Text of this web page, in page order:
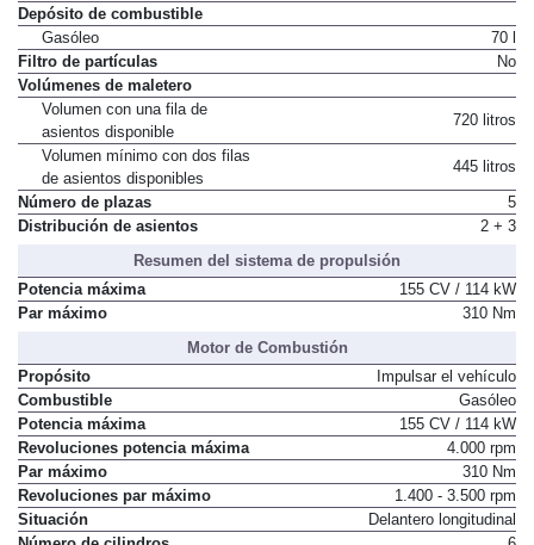
Depósito de combustible
Gasóleo
70 l
Filtro de partículas
No
Volúmenes de maletero
Volumen con una fila de
asientos disponible
720 litros
Volumen mínimo con dos filas
de asientos disponibles
445 litros
Número de plazas
5
Distribución de asientos
2 + 3
Resumen del sistema de propulsión
Potencia máxima
155 CV / 114 kW
Par máximo
310 Nm
Motor de Combustión
Propósito
Impulsar el vehículo
Combustible
Gasóleo
Potencia máxima
155 CV / 114 kW
Revoluciones potencia máxima
4.000 rpm
Par máximo
310 Nm
Revoluciones par máximo
1.400 - 3.500 rpm
Situación
Delantero longitudinal